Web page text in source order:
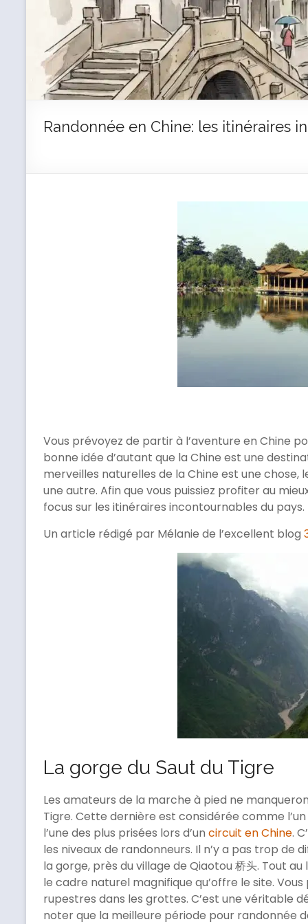
Randonnée en Chine: les itinéraires
Vous prévoyez de partir à l’aventure en Chine
bonne idée d’autant que la Chine est une
merveilles naturelles de la Chine est une
une autre. Afin que vous puissiez profiter au
focus sur les itinéraires incontournables du pays.
Un article rédigé par Mélanie de l’excellent blog
La gorge du Saut du Tigre
Les amateurs de la marche à pied ne
Tigre. Cette dernière est considérée comme
l’une des plus prisées lors d’un circuit en Chine.
les niveaux de randonneurs. Il n’y a pas trop de
la gorge, près du village de Qiaotou 桥头. Tout
le cadre naturel magnifique qu’offre le site.
rupestres dans les grottes. C’est une véritable
noter que la meilleure période pour randonnée